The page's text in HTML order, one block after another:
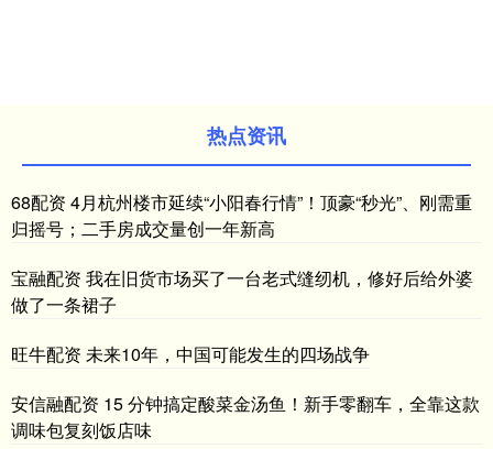
热点资讯
68配资 4月杭州楼市延续“小阳春行情”！顶豪“秒光”、刚需重
归摇号；二手房成交量创一年新高
宝融配资 我在旧货市场买了一台老式缝纫机，修好后给外婆
做了一条裙子
旺牛配资 未来10年，中国可能发生的四场战争
安信融配资 15 分钟搞定酸菜金汤鱼！新手零翻车，全靠这款
调味包复刻饭店味